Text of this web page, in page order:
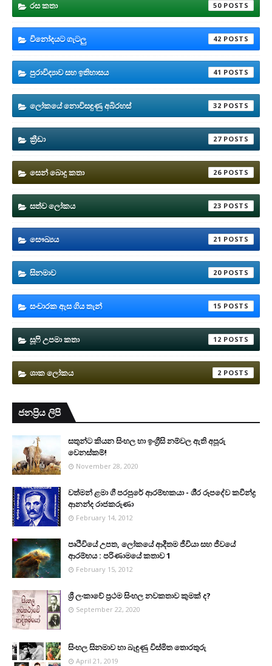
රස කතා 50
විනෝදයට ගැටලු 42
පුරාවිද්‍යාව සහ ඉතිහාසය 41
ලෝකයේ නොවිසඳුණු අබිරහස් 32
ක්‍රීඩා 27
සෙන් බොදු කතා 26
සත්ව ලෝකය 23
සෞඛ්‍යය 21
සිනමාව 20
සංචාරක ඇස ගිය තැන් 15
සූෆි උපමා කතා 12
ශාක ලෝකය 2
ජනප්‍රිය ලිපි
සතුන්ට කියන සිංහල හා ඉංග්‍රීසි නම්වල ඇති අපූරු
වෙනස්කම්!
November 28, 2020
වත්මන් ළමා ගී පරපුරේ ආරම්භකයා - ශී‍්‍ර රූපදේව කවීන්ද්‍ර
ආනන්ද රාජකරුණා
February 14, 2012
පෘථිවියේ උපත, ලෝකයේ ආදීතම ජීවියා සහ ජීවයේ
ආරම්භය : පරිණාමයේ කතාව 1
February 15, 2012
ශ්‍රී ලංකාවේ ප්‍රථම සිංහල නවකතාව කුමක් ද?
September 22, 2020
සිංහල සිනමාව හා බැඳුණු විස්මිත තොරතුරු
April 21, 2019